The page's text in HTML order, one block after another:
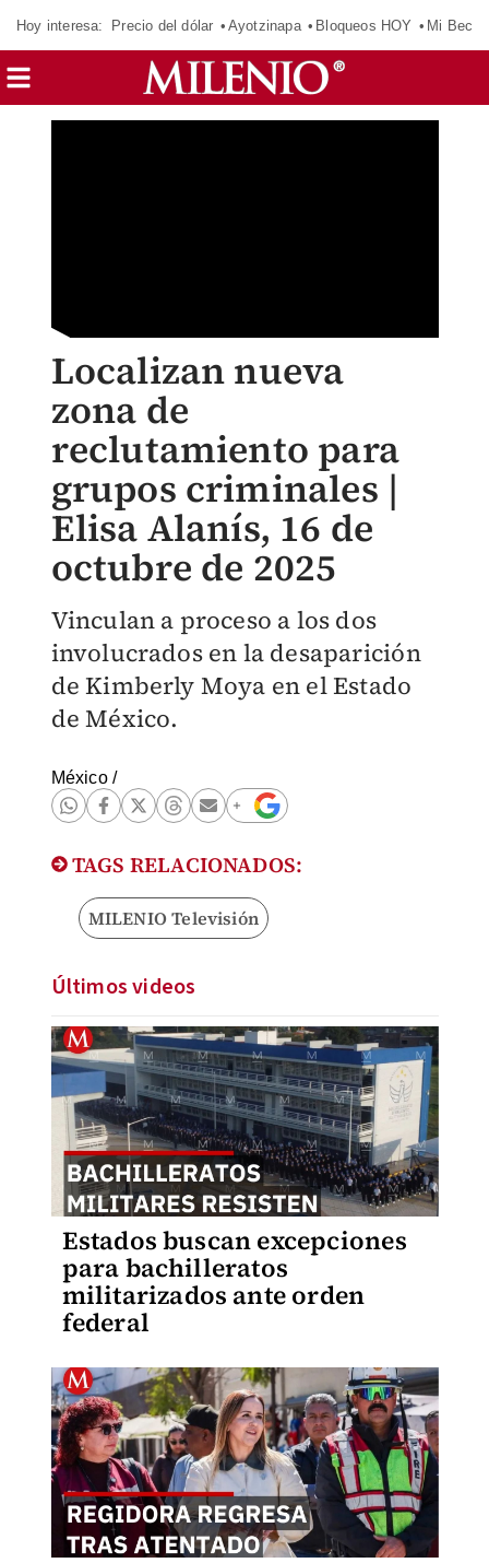
Hoy interesa: Precio del dólar Ayotzinapa Bloqueos HOY Mi Beca
Localizan nueva
zona de
reclutamiento para
grupos criminales |
Elisa Alanís, 16 de
octubre de 2025
Vinculan a proceso a los dos
involucrados en la desaparición
de Kimberly Moya en el Estado
de México.
México/
TAGS RELACIONADOS:
MILENIO Televisión
Últimos videos
Estados buscan excepciones
para bachilleratos
militarizados ante orden
federal